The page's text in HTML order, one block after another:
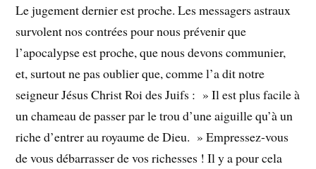
Le jugement dernier est proche. Les messagers astraux
survolent nos contrées pour nous prévenir que
l’apocalypse est proche, que nous devons communier,
et, surtout ne pas oublier que, comme l’a dit notre
seigneur Jésus Christ Roi des Juifs : » Il est plus facile à
un chameau de passer par le trou d’une aiguille qu’à un
riche d’entrer au royaume de Dieu. » Empressez-vous
de vous débarrasser de vos richesses ! Il y a pour cela